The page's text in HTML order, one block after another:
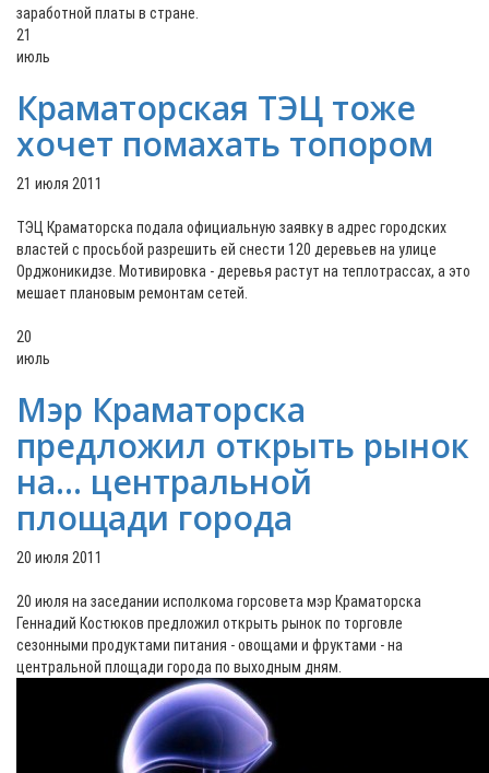
заработной платы в стране.
21
июль
Краматорская ТЭЦ тоже
хочет помахать топором
21 июля 2011
ТЭЦ Краматорска подала официальную заявку в адрес городских
властей с просьбой разрешить ей снести 120 деревьев на улице
Орджоникидзе. Мотивировка - деревья растут на теплотрассах, а это
мешает плановым ремонтам сетей.
20
июль
Мэр Краматорска
предложил открыть рынок
на… центральной
площади города
20 июля 2011
20 июля на заседании исполкома горсовета мэр Краматорска
Геннадий Костюков предложил открыть рынок по торговле
сезонными продуктами питания - овощами и фруктами - на
центральной площади города по выходным дням.